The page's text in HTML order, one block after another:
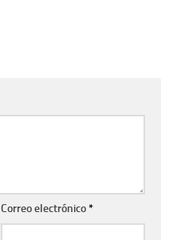
Correo electrónico*